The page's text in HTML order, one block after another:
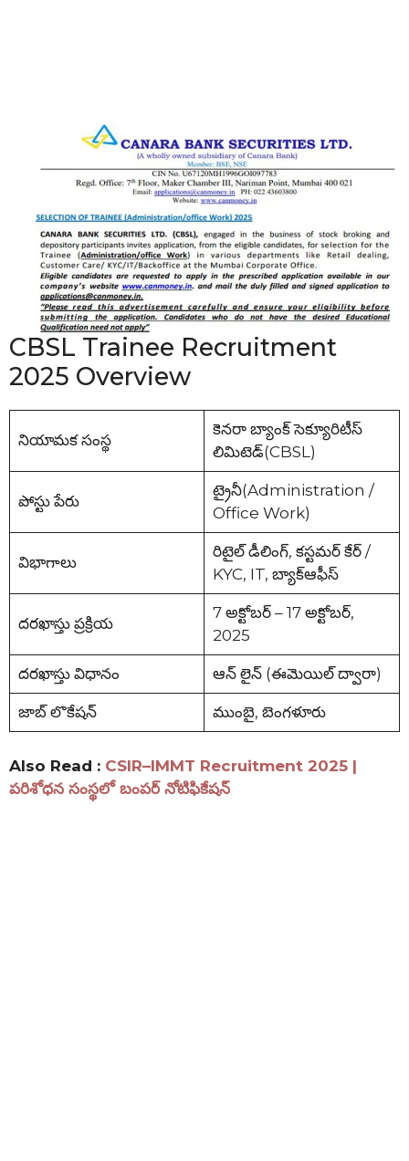
CBSL Trainee Recruitment
2025 Overview
నియామక సంస్థ
కెనరా బ్యాంక్ సెక్యూరిటీస్
లిమిటెడ్(CBSL)
పోస్టు పేరు
ట్రైనీ(Administration /
Office Work)
విభాగాలు
రిటైల్ డీలింగ్, కస్టమర్ కేర్ /
KYC, IT, బ్యాక్­ఆఫీస్
దరఖాస్తు ప్రక్రియ
7 అక్టోబర్ – 17 అక్టోబర్,
2025
దరఖాస్తు విధానం ఆన్ లైన్ (ఈమెయిల్ ద్వారా)
జాబ్ లొకేషన్ ముంబై, బెంగళూరు
Also Read : CSIR–IMMT Recruitment 2025 |
పరిశోధన సంస్థలో బంపర్ నోటిఫికేషన్